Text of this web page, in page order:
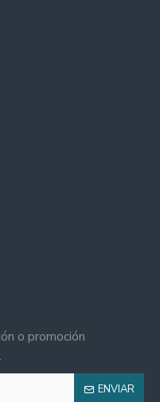
o promoción
ENVIAR